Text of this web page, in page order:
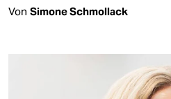
Von Simone Schmollack